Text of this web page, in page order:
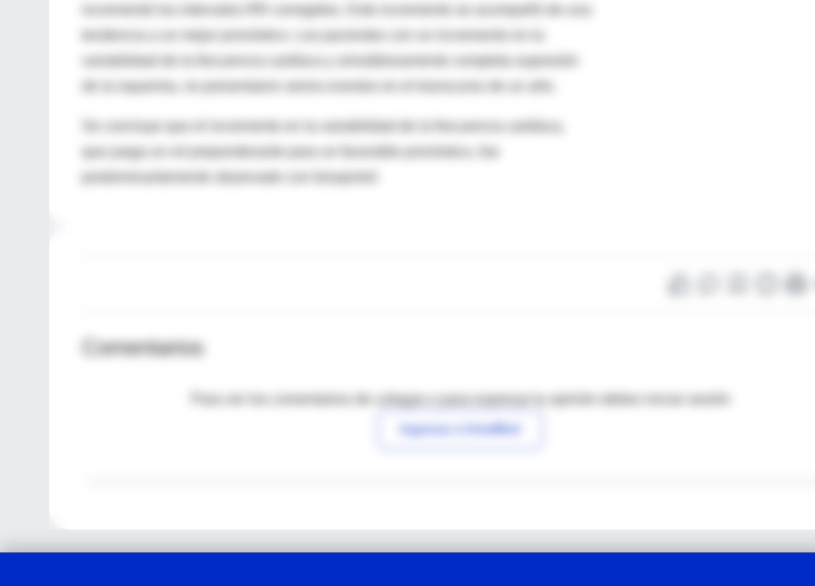
incrementó los intervalos RR corregidos. Este incremento se acompañó de una
variabilidad de la frecuencia cardíaca y simultáneamente completa supresión
de la isquemia, no presentaron serios eventos en el transcurso de un año.
que juega un rol preponderante para un favorable pronóstico, fue
Comentarios
Para ver los comentarios de colegas o para expresar tu opinión debes iniciar sesión
Ingresar a IntraMed